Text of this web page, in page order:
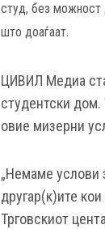
студ, без можност
што доаѓаат.
ЦИВИЛ Медиа
студентски дом.
овие мизерни
„Немаме услови
другар(к)ите
Трговскиот